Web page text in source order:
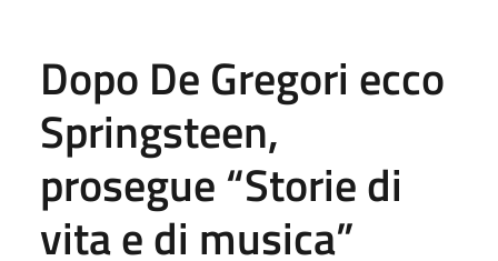
Dopo De Gregori ecco
Springsteen,
prosegue “Storie di
vita e di musica”